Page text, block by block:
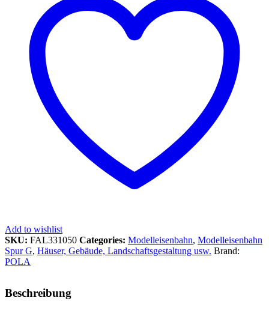
Add to wishlist
SKU: FAL331050 Categories: Modelleisenbahn, Modelleisenbahn
Spur G, Häuser, Gebäude, Landschaftsgestaltung usw. Brand:
POLA
Beschreibung